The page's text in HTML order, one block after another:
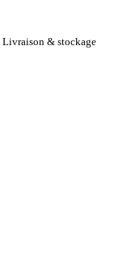
Livraison & stockage